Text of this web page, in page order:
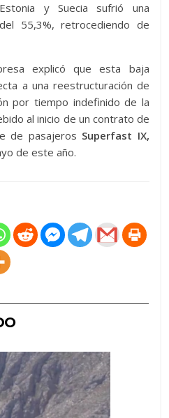
y Suecia sufrió una
55,3%, retrocediendo de
explicó que esta baja
a una reestructuración de
por tiempo indefinido de la
al inicio de un contrato de
de pasajeros Superfast IX,
de este año.